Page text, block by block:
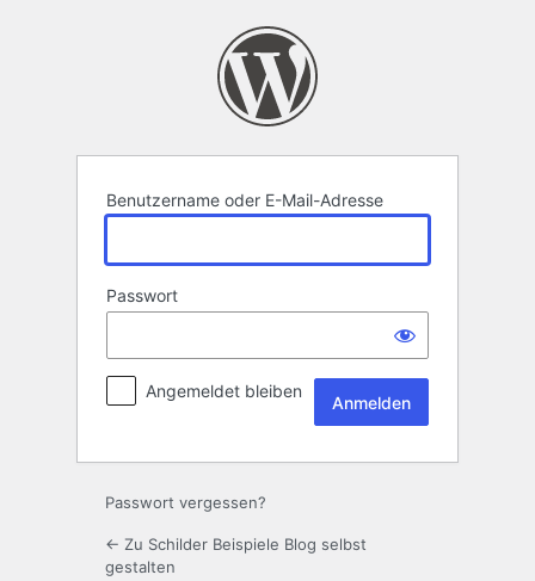
Benutzername oder E-Mail-Adresse
Passwort
Angemeldet bleiben
Passwort vergessen?
← Zu Schilder Beispiele Blog selbst
gestalten